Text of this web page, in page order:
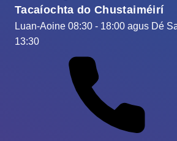
Tacaíochta do Chustaiméirí
Luan-Aoine 08:30 - 18:00 agus Dé
13:30